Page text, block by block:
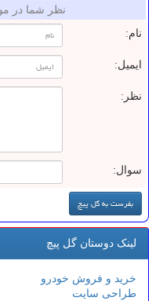
نظر شما در
نام:
ایمیل:
نظر:
سوال:
لینک دوستان گل پیچ
خرید و فروش خودرو
طراحی سایت